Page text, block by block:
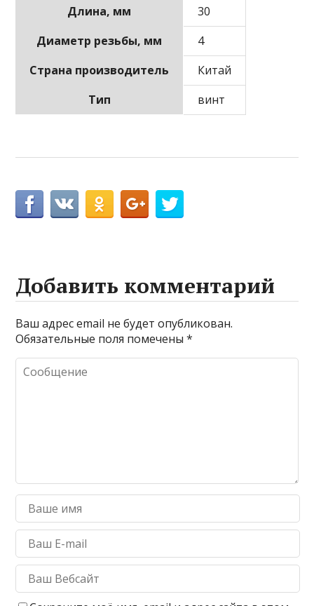
Длина, мм
30
Диаметр резьбы, мм
4
Страна производитель
Китай
Тип
винт
Добавить комментарий
Ваш адрес email не будет опубликован.
Обязательные поля помечены*